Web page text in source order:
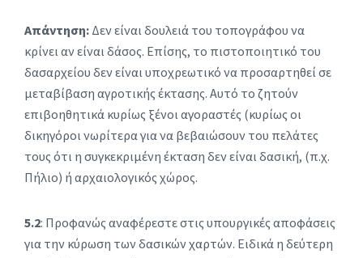
Απάντηση: Δεν είναι δουλειά του τοπογράφου να
κρίνει αν είναι δάσος. Επίσης, το πιστοποιητικό του
δασαρχείου δεν είναι υποχρεωτικό να προσαρτηθεί σε
μεταβίβαση αγροτικής έκτασης. Αυτό το ζητούν
επιβοηθητικά κυρίως ξένοι αγοραστές (κυρίως οι
δικηγόροι νωρίτερα για να βεβαιώσουν του πελάτες
τους ότι η συγκεκριμένη έκταση δεν είναι δασική, (π.χ.
Πήλιο) ή αρχαιολογικός χώρος.
5.2: Προφανώς αναφέρεστε στις υπουργικές αποφάσεις
για την κύρωση των δασικών χαρτών. Ειδικά η δεύτερη